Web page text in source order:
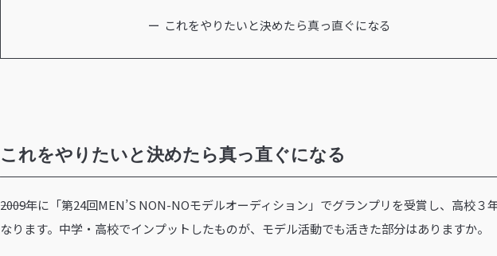
これをやりたいと決めたら真っ直ぐになる
これをやりたいと決めたら真っ直ぐになる
――2009年に「第24回MEN’S NON-NOモデルオーディション」でグランプリを受賞し、高校
なります。中学・高校でインプットしたものが、モデル活動でも活きた部分はありますか。